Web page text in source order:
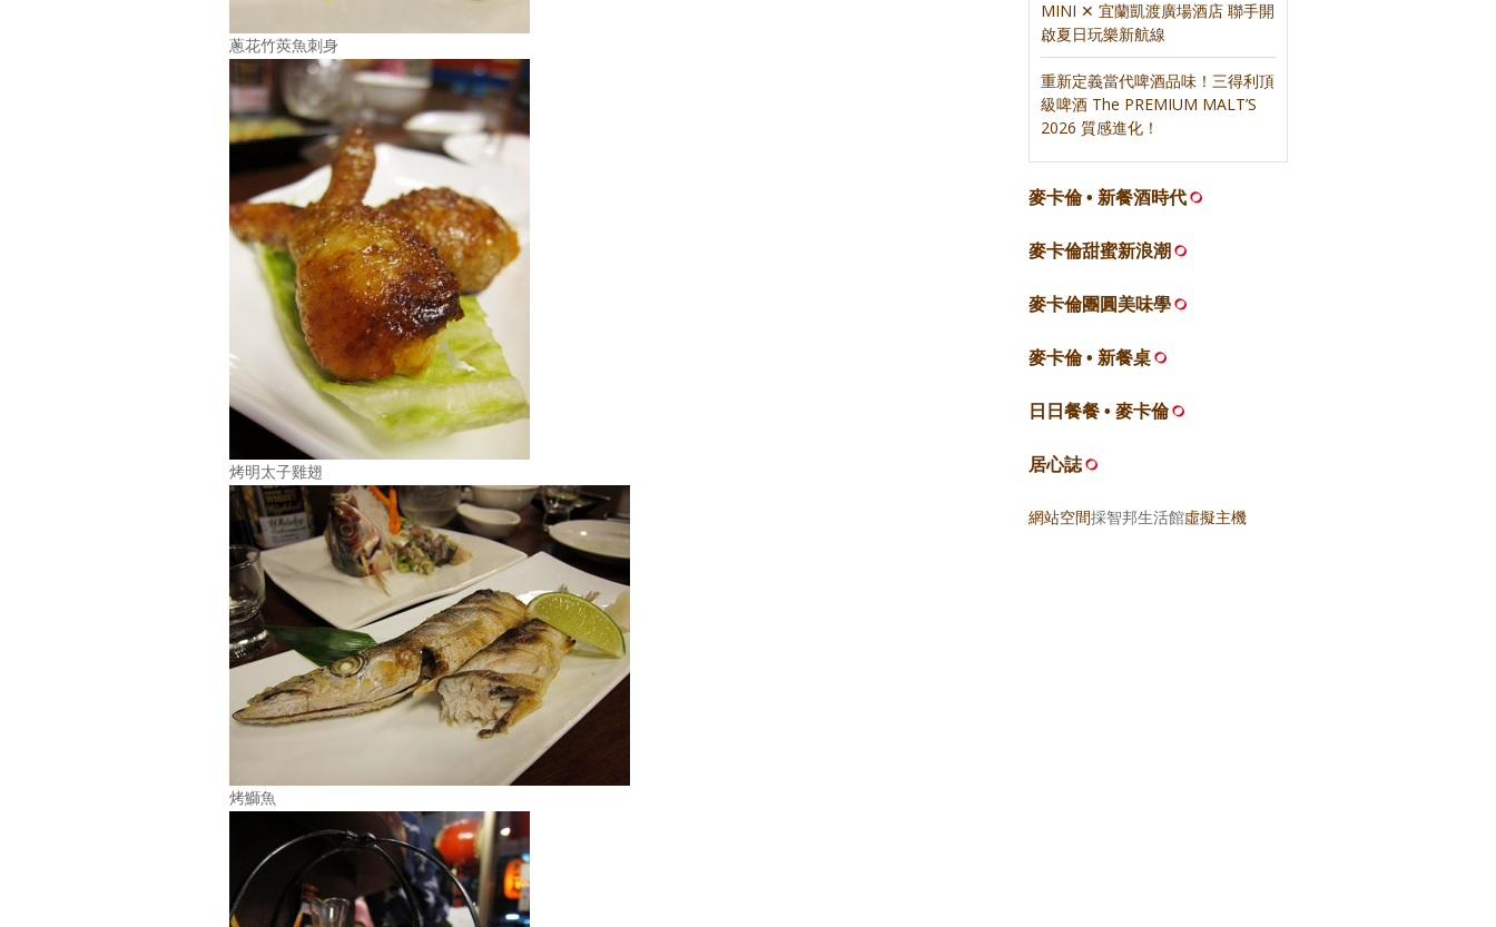
蔥花竹莢魚刺身
烤明太子雞翅
烤鰤魚
MINI ✕ 宜蘭凱渡廣場酒店 聯手開
啟夏日玩樂新航線
重新定義當代啤酒品味！三得利頂
級啤酒 The PREMIUM MALT’S
2026 質感進化！
麥卡倫 • 新餐酒時代
麥卡倫甜蜜新浪潮
麥卡倫團圓美味學
麥卡倫 • 新餐桌
日日餐餐 • 麥卡倫
居心誌
網站空間採智邦生活館虛擬主機